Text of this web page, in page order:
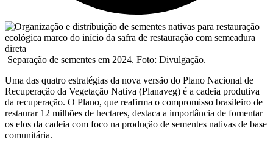
Separação de sementes em 2024. Foto: Divulgação.
Uma das quatro estratégias da nova versão do Plano Nacional de
Recuperação da Vegetação Nativa (Planaveg) é a cadeia produtiva
da recuperação. O Plano, que reafirma o compromisso brasileiro de
restaurar 12 milhões de hectares, destaca a importância de fomentar
os elos da cadeia com foco na produção de sementes nativas de base
comunitária.